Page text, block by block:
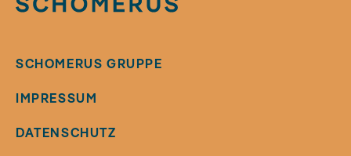
SCHOMERUS GRUPPE
IMPRESSUM
DATENSCHUTZ